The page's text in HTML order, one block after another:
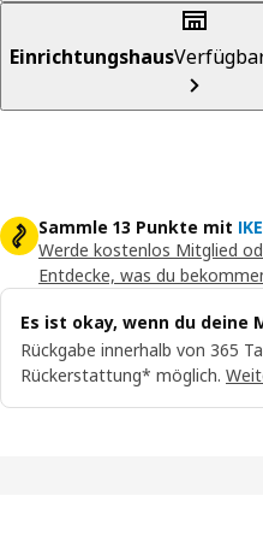
Einrichtungshaus
Sammle 13 Punkte mit
Werde kostenlos Mitglied
Entdecke, was du
Es ist okay, wenn du deine
Rückgabe innerhalb von 365
Rückerstattung* möglich.